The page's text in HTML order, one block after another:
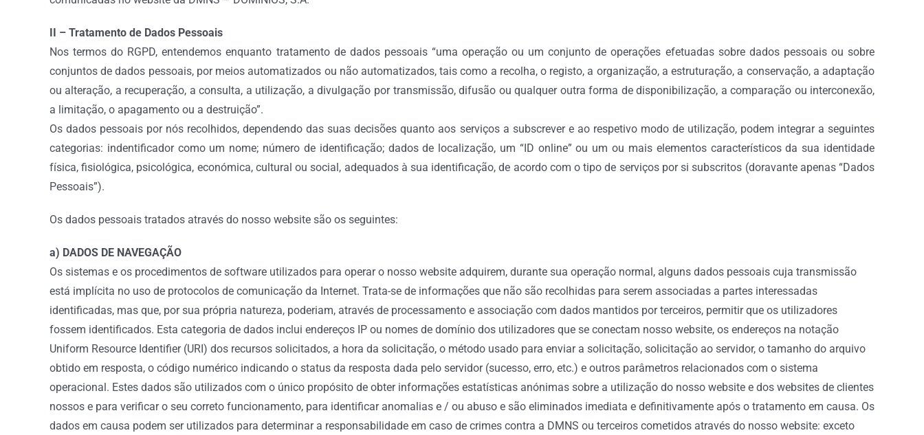
II – Tratamento de Dados Pessoais
Nos termos do RGPD, entendemos enquanto tratamento de dados pessoais “uma operação ou um conjunto de operações efetuadas sobre dados pessoais ou sobre
conjuntos de dados pessoais, por meios automatizados ou não automatizados, tais como a recolha, o registo, a organização, a estruturação, a conservação, a adaptação
ou alteração, a recuperação, a consulta, a utilização, a divulgação por transmissão, difusão ou qualquer outra forma de disponibilização, a comparação ou interconexão,
a limitação, o apagamento ou a destruição”.
Os dados pessoais por nós recolhidos, dependendo das suas decisões quanto aos serviços a subscrever e ao respetivo modo de utilização, podem integrar a seguintes
categorias: indentificador como um nome; número de identificação; dados de localização, um “ID online” ou um ou mais elementos característicos da sua identidade
física, fisiológica, psicológica, económica, cultural ou social, adequados à sua identificação, de acordo com o tipo de serviços por si subscritos (doravante apenas “Dados
Pessoais”).
Os dados pessoais tratados através do nosso website são os seguintes:
a) DADOS DE NAVEGAÇÃO
Os sistemas e os procedimentos de software utilizados para operar o nosso website adquirem, durante sua operação normal, alguns dados pessoais cuja transmissão
está implícita no uso de protocolos de comunicação da Internet. Trata-se de informações que não são recolhidas para serem associadas a partes interessadas
identificadas, mas que, por sua própria natureza, poderiam, através de processamento e associação com dados mantidos por terceiros, permitir que os utilizadores
fossem identificados. Esta categoria de dados inclui endereços IP ou nomes de domínio dos utilizadores que se conectam nosso website, os endereços na notação
Uniform Resource Identifier (URI) dos recursos solicitados, a hora da solicitação, o método usado para enviar a solicitação, solicitação ao servidor, o tamanho do arquivo
obtido em resposta, o código numérico indicando o status da resposta dada pelo servidor (sucesso, erro, etc.) e outros parâmetros relacionados com o sistema
operacional. Estes dados são utilizados com o único propósito de obter informações estatísticas anónimas sobre a utilização do nosso website e dos websites de clientes
nossos e para verificar o seu correto funcionamento, para identificar anomalias e / ou abuso e são eliminados imediata e definitivamente após o tratamento em causa. Os
dados em causa podem ser utilizados para determinar a responsabilidade em caso de crimes contra a DMNS ou terceiros cometidos através do nosso website: exceto